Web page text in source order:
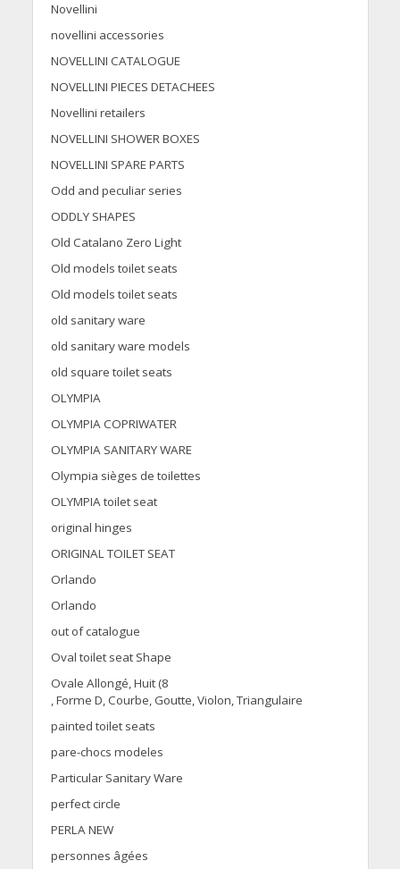
Novellini
novellini accessories
NOVELLINI CATALOGUE
NOVELLINI PIECES DETACHEES
Novellini retailers
NOVELLINI SHOWER BOXES
NOVELLINI SPARE PARTS
Odd and peculiar series
ODDLY SHAPES
Old Catalano Zero Light
Old models toilet seats
Old models toilet seats
old sanitary ware
old sanitary ware models
old square toilet seats
OLYMPIA
OLYMPIA COPRIWATER
OLYMPIA SANITARY WARE
Olympia sièges de toilettes
OLYMPIA toilet seat
original hinges
ORIGINAL TOILET SEAT
Orlando
Orlando
out of catalogue
Oval toilet seat Shape
Ovale Allongé, Huit (8
, Forme D, Courbe, Goutte, Violon, Triangulaire
painted toilet seats
pare-chocs modeles
Particular Sanitary Ware
perfect circle
PERLA NEW
personnes âgées